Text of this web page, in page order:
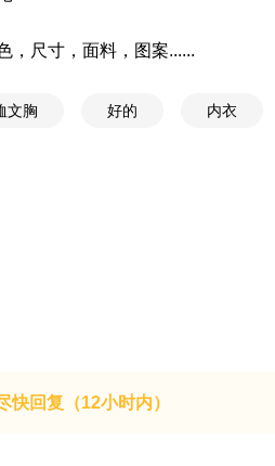
，尺寸，面料，图案......
文胸 好的 内衣
快回复（12小时内）